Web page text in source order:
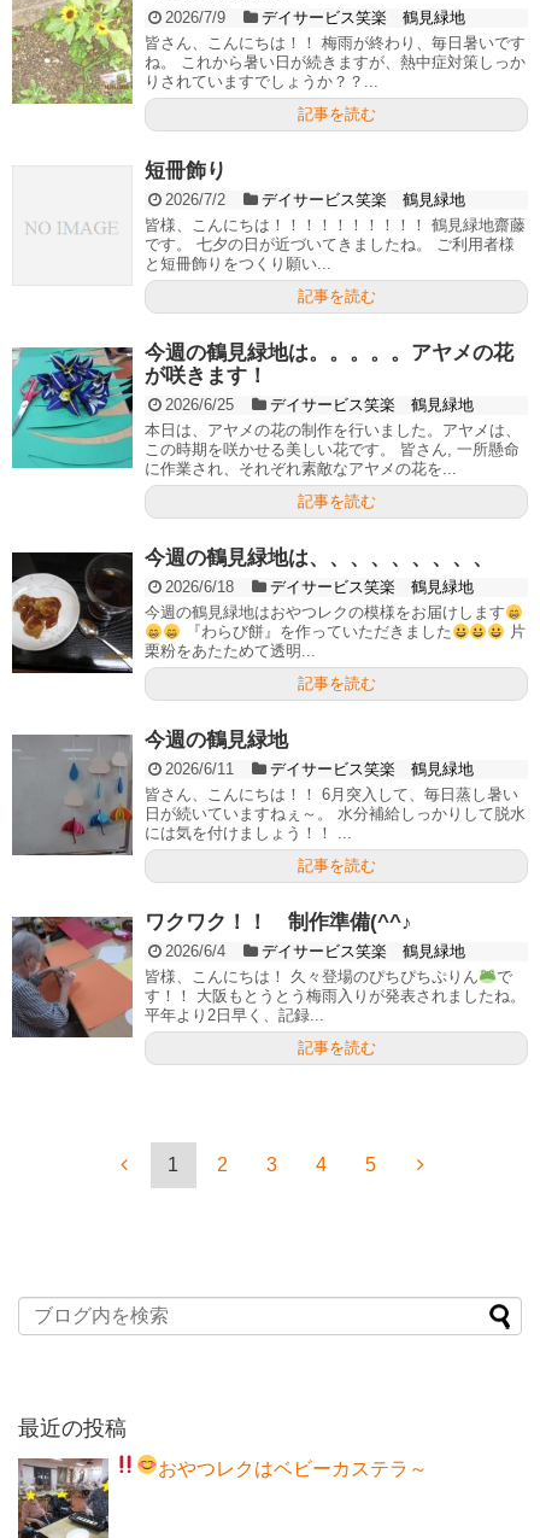
2026/7/9
デイサービス笑楽 鶴見緑地
皆さん、こんにちは！！ 梅雨が終わり、毎日暑いです
ね。 これから暑い日が続きますが、熱中症対策しっか
りされていますでしょうか？？...
記事を読む
短冊飾り
2026/7/2
デイサービス笑楽 鶴見緑地
皆様、こんにちは！！！！！！！！！！ 鶴見緑地齋藤
です。 七夕の日が近づいてきましたね。 ご利用者様
と短冊飾りをつくり願い...
記事を読む
今週の鶴見緑地は。。。。。アヤメの花
が咲きます！
2026/6/25
デイサービス笑楽 鶴見緑地
本日は、アヤメの花の制作を行いました。アヤメは、
この時期を咲かせる美しい花です。 皆さん, 一所懸命
に作業され、それぞれ素敵なアヤメの花を...
記事を読む
今週の鶴見緑地は、、、、、、、、、
2026/6/18
デイサービス笑楽 鶴見緑地
今週の鶴見緑地はおやつレクの模様をお届けします
『わらび餅』を作っていただきました
片
栗粉をあたためて透明...
記事を読む
今週の鶴見緑地
2026/6/11
デイサービス笑楽 鶴見緑地
皆さん、こんにちは！！ 6月突入して、毎日蒸し暑い
日が続いていますねぇ～。 水分補給しっかりして脱水
には気を付けましょう！！ ...
記事を読む
ワクワク！！ 制作準備(^^♪
2026/6/4
デイサービス笑楽 鶴見緑地
皆様、こんにちは！ 久々登場のぴちぴちぷりん
で
す！！ 大阪もとうとう梅雨入りが発表されましたね。
平年より2日早く、記録...
記事を読む
1 2 3 4 5
最近の投稿
おやつレクはベビーカステラ～